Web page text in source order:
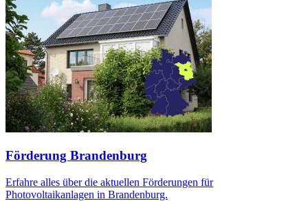
Förderung Brandenburg
Erfahre alles über die aktuellen Förderungen für
Photovoltaikanlagen in Brandenburg.